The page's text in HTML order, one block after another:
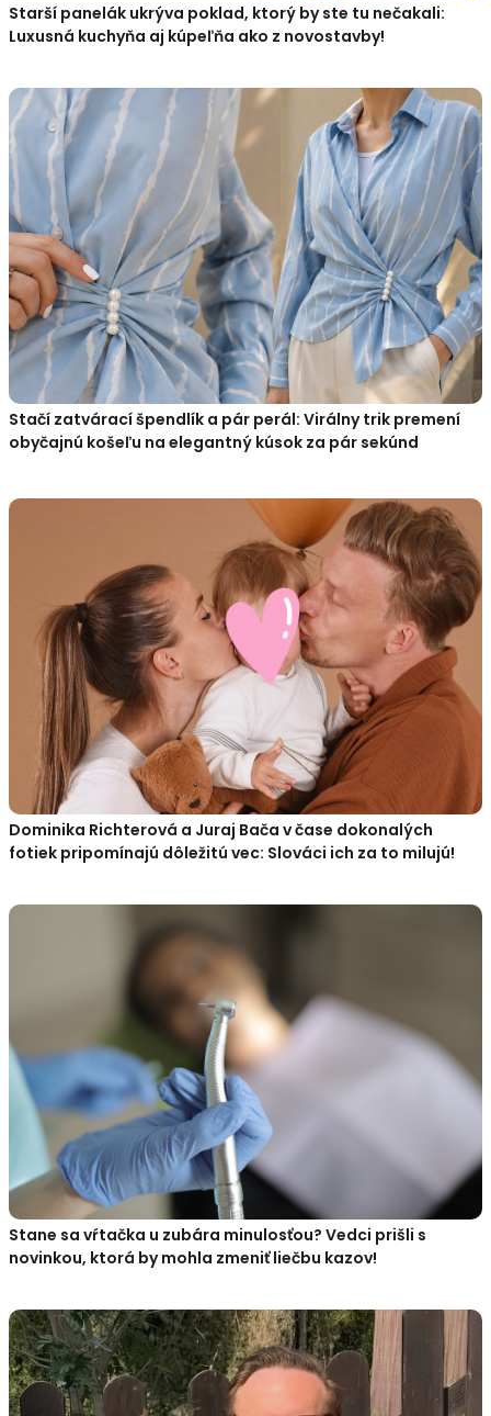
Starší panelák ukrýva poklad, ktorý by ste tu nečakali:
Luxusná kuchyňa aj kúpeľňa ako z novostavby!
Stačí zatvárací špendlík a pár perál: Virálny trik premení
obyčajnú košeľu na elegantný kúsok za pár sekúnd
Dominika Richterová a Juraj Bača v čase dokonalých
fotiek pripomínajú dôležitú vec: Slováci ich za to milujú!
Stane sa vŕtačka u zubára minulosťou? Vedci prišli s
novinkou, ktorá by mohla zmeniť liečbu kazov!